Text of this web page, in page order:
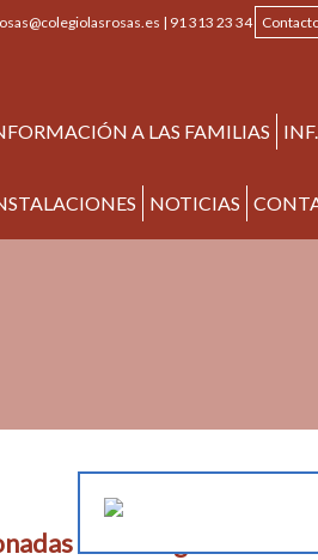
| 91 313 23 34
A LAS FAMILIAS
NOTICIAS
con categoría ""